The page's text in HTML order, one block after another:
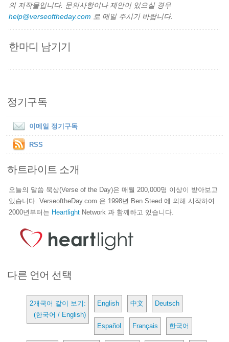
의 저작물입니다. 문의사항이나 제안이 있으실 경우
help@verseoftheday.com 로 메일 주시기 바랍니다.
한마디 남기기
정기구독
이메일 정기구독
RSS
하트라이트 소개
오늘의 말씀 묵상(Verse of the Day)은 매월 200,000명 이상이 받아보고
있습니다. VerseoftheDay.com 은 1998년 Ben Steed 에 의해 시작하여
2000년부터는 Heartlight Network 과 함께하고 있습니다.
다른 언어 선택
2개국어 같이 보기:
(한국어 / English)
English 中文 Deutsch
Español Français 한국어